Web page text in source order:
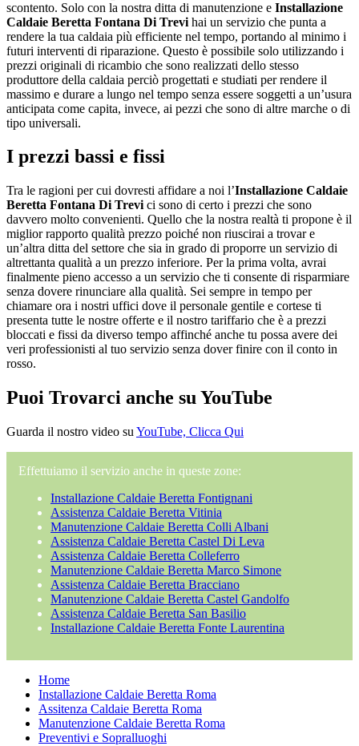
scontento. Solo con la nostra ditta di manutenzione e Installazione
Caldaie Beretta Fontana Di Trevi hai un servizio che punta a
rendere la tua caldaia più efficiente nel tempo, portando al minimo i
futuri interventi di riparazione. Questo è possibile solo utilizzando i
prezzi originali di ricambio che sono realizzati dello stesso
produttore della caldaia perciò progettati e studiati per rendere il
massimo e durare a lungo nel tempo senza essere soggetti a un’usura
anticipata come capita, invece, ai pezzi che sono di altre marche o di
tipo universali.
I prezzi bassi e fissi
Tra le ragioni per cui dovresti affidare a noi l’Installazione Caldaie
Beretta Fontana Di Trevi ci sono di certo i prezzi che sono
davvero molto convenienti. Quello che la nostra realtà ti propone è il
miglior rapporto qualità prezzo poiché non riuscirai a trovar e
un’altra ditta del settore che sia in grado di proporre un servizio di
altrettanta qualità a un prezzo inferiore. Per la prima volta, avrai
finalmente pieno accesso a un servizio che ti consente di risparmiare
senza dovere rinunciare alla qualità. Sei sempre in tempo per
chiamare ora i nostri uffici dove il personale gentile e cortese ti
presenta tutte le nostre offerte e il nostro tariffario che è a prezzi
bloccati e fissi da diverso tempo affinché anche tu possa avere dei
veri professionisti al tuo servizio senza dover finire con il conto in
rosso.
Puoi Trovarci anche su YouTube
Guarda il nostro video su YouTube, Clicca Qui
Effettuiamo il servizio anche in queste zone:
Installazione Caldaie Beretta Fontignani
Assistenza Caldaie Beretta Vitinia
Manutenzione Caldaie Beretta Colli Albani
Assistenza Caldaie Beretta Castel Di Leva
Assistenza Caldaie Beretta Colleferro
Manutenzione Caldaie Beretta Marco Simone
Assistenza Caldaie Beretta Bracciano
Manutenzione Caldaie Beretta Castel Gandolfo
Assistenza Caldaie Beretta San Basilio
Installazione Caldaie Beretta Fonte Laurentina
Home
Installazione Caldaie Beretta Roma
Assitenza Caldaie Beretta Roma
Manutenzione Caldaie Beretta Roma
Preventivi e Sopralluoghi